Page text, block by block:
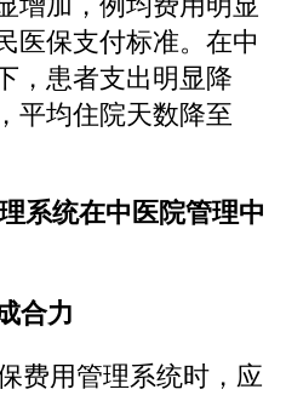
医保支付标准。在中
，患者支出明显降
平均住院天数降至
系统在中医院管理中
合力
费用管理系统时，应